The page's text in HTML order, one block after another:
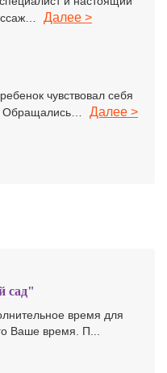
Далее >
чувствовал себя
Обращались…
Далее >
сад"
время для
Ваше время. П...